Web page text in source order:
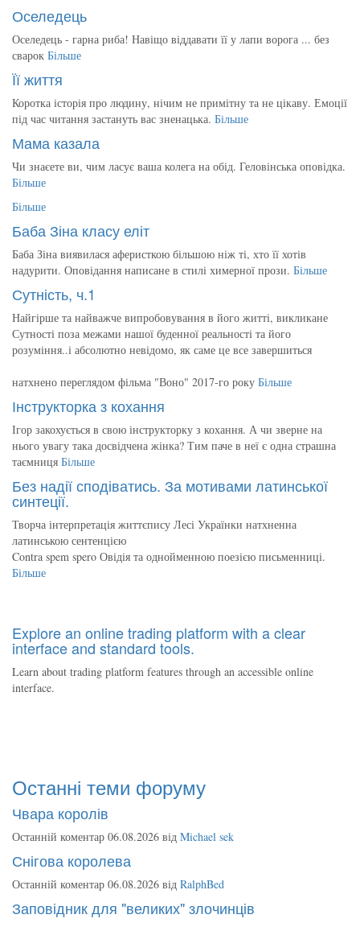
Оселедець
Оселедець - гарна риба! Навіщо віддавати її у лапи ворога ... без
сварок Більше
Її життя
Коротка історія про людину, нічим не примітну та не цікаву. Емоції
під час читання застануть вас зненацька. Більше
Мама казала
Чи знаєете ви, чим ласує ваша колега на обід. Геловінська оповідка.
Більше
Більше
Баба Зіна класу еліт
Баба Зіна виявилася аферисткою більшою ніж ті, хто її хотів
надурити. Оповідання написане в стилі химерної прози. Більше
Сутність, ч.1
Найгірше та найважче випробовування в його житті, викликане
Сутності поза межами нашої буденної реальності та його
розуміння..і абсолютно невідомо, як саме це все завершиться
натхнено переглядом фільма "Воно" 2017-го року Більше
Інструкторка з кохання
Ігор закохується в свою інструкторку з кохання. А чи зверне на
нього увагу така досвідчена жінка? Тим паче в неї є одна страшна
таємниця Більше
Без надії сподіватись. За мотивами латинської
синтеції.
Творча інтерпретація життєпису Лесі Українки натхненна
латинською сентенцією
Contra spem spero Овідія та однойменною поезією письменниці.
Більше
Explore an online trading platform with a clear
interface and standard tools.
Learn about trading platform features through an accessible online
interface.
Останні теми форуму
Чвара королів
Останній коментар 06.08.2026 від Michael sek
Снігова королева
Останній коментар 06.08.2026 від RalphBed
Заповідник для "великих" злочинців